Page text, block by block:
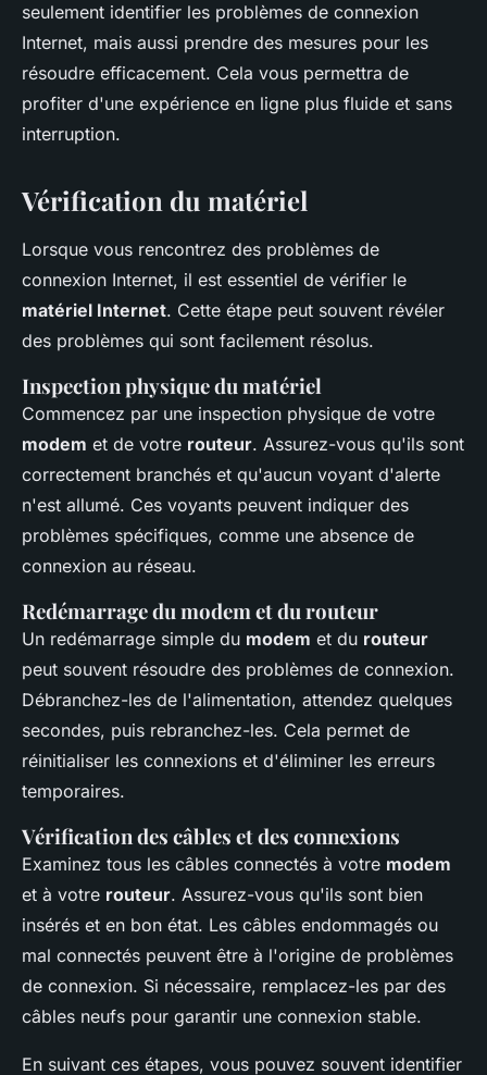
seulement identifier les problèmes de connexion
Internet, mais aussi prendre des mesures pour les
résoudre efficacement. Cela vous permettra de
profiter d'une expérience en ligne plus fluide et sans
interruption.
Vérification du matériel
Lorsque vous rencontrez des problèmes de
connexion Internet, il est essentiel de vérifier le
matériel Internet. Cette étape peut souvent révéler
des problèmes qui sont facilement résolus.
Inspection physique du matériel
Commencez par une inspection physique de votre
modem et de votre routeur. Assurez-vous qu'ils sont
correctement branchés et qu'aucun voyant d'alerte
n'est allumé. Ces voyants peuvent indiquer des
problèmes spécifiques, comme une absence de
connexion au réseau.
Redémarrage du modem et du routeur
Un redémarrage simple du modem et du routeur
peut souvent résoudre des problèmes de connexion.
Débranchez-les de l'alimentation, attendez quelques
secondes, puis rebranchez-les. Cela permet de
réinitialiser les connexions et d'éliminer les erreurs
temporaires.
Vérification des câbles et des connexions
Examinez tous les câbles connectés à votre modem
et à votre routeur. Assurez-vous qu'ils sont bien
insérés et en bon état. Les câbles endommagés ou
mal connectés peuvent être à l'origine de problèmes
de connexion. Si nécessaire, remplacez-les par des
câbles neufs pour garantir une connexion stable.
En suivant ces étapes, vous pouvez souvent identifier